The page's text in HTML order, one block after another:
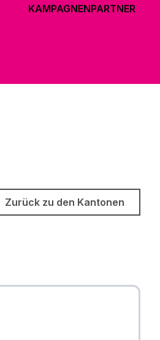
KAMPAGNENPARTNER
Zurück zu den Kantonen